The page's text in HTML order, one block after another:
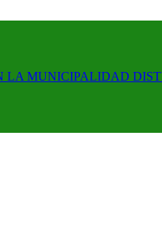
LA MUNICIPALIDAD